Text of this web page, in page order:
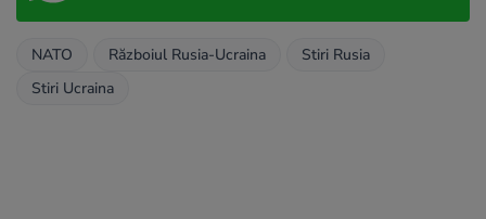
NATO Războiul Rusia-Ucraina
Stiri Rusia
Stiri Ucraina